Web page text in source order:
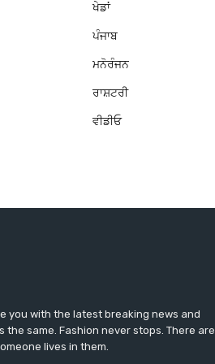
ਖੇਡਾਂ
ਪੰਜਾਬ
ਮਨੋਰੰਜਨ
ਰਾਸ਼ਟਰੀ
ਵੀਡੀਓ
you with the latest breaking news and
same. Fashion never stops. There are
lives in them.